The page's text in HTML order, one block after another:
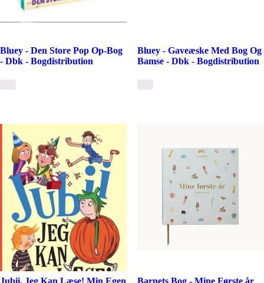
Bluey - Den Store Pop Op-Bog
- Dbk - Bogdistribution
Bluey - Gaveæske Med Bog Og
Bamse - Dbk - Bogdistribution